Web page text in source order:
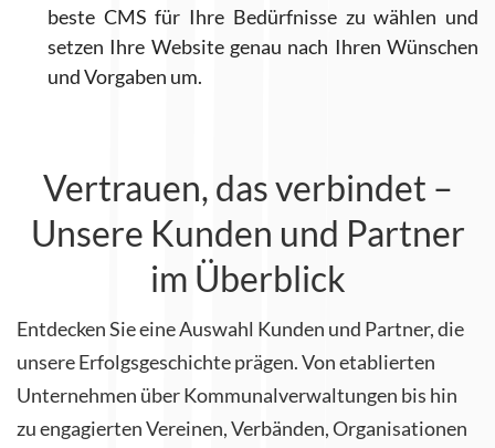
beste CMS für Ihre Bedürfnisse zu wählen und
setzen Ihre Website genau nach Ihren Wünschen
und Vorgaben um.
Vertrauen, das verbindet –
Unsere Kunden und Partner
im Überblick
Entdecken Sie eine Auswahl Kunden und Partner, die
unsere Erfolgsgeschichte prägen. Von etablierten
Unternehmen über Kommunalverwaltungen bis hin
zu engagierten Vereinen, Verbänden, Organisationen